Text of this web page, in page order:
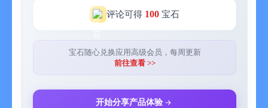
我们的一切功能都以方便用户使用为出发点。看似简单的操作流
程背后，却能通过图表功能，帮你分析消费状况，让你能够对自
但是我们相信，只要你坚持记账，不断改善自己的消费情况，积
极开源节流，一定能够实现财务自由！
评论可得 100 宝石
宝石随心兑换应用高级会员，每周更新
前往查看 >>
开始分享产品体验